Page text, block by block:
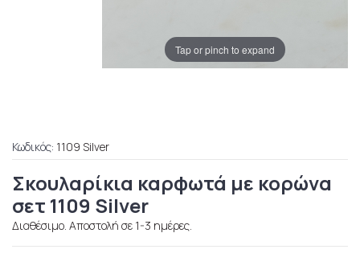
Tap or pinch to expand
Κωδικός: 1109 Silver
Σκουλαρίκια καρφωτά με κορώνα
σετ 1109 Silver
Διαθέσιμο. Αποστολή σε 1-3 ημέρες.